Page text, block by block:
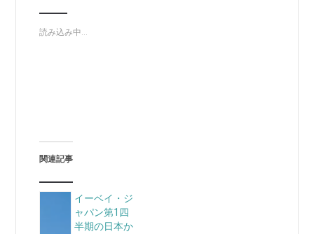
読み込み中...
関連記事
イーベイ・ジ
ャパン第1四
半期の日本か